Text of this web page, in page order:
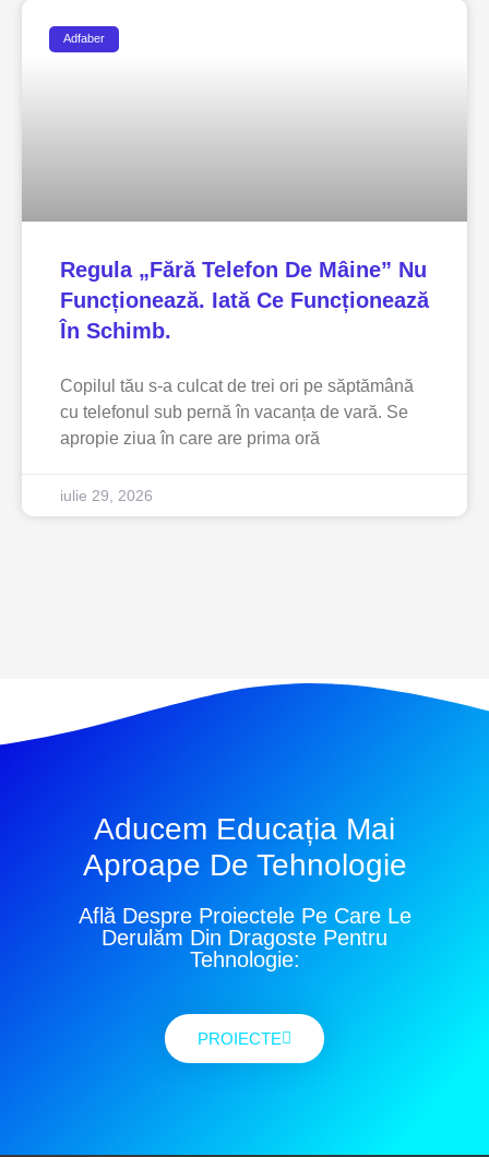
Adfaber
Regula „fără Telefon De Mâine” Nu
Funcționează. Iată Ce Funcționează
În Schimb.
Copilul tău s-a culcat de trei ori pe săptămână
cu telefonul sub pernă în vacanța de vară. Se
apropie ziua în care are prima oră
iulie 29, 2026
Aducem Educația Mai
Aproape De Tehnologie
Află Despre Proiectele Pe Care Le
Derulăm Din Dragoste Pentru
Tehnologie:
PROIECTE